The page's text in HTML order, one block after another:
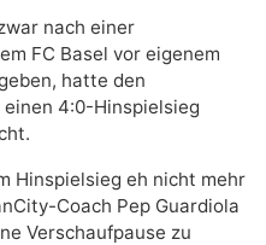
nach einer
FC Basel vor eigenem
hatte den
4:0-Hinspielsieg
Hinspielsieg eh nicht mehr
Coach Pep Guardiola
Verschaufpause zu